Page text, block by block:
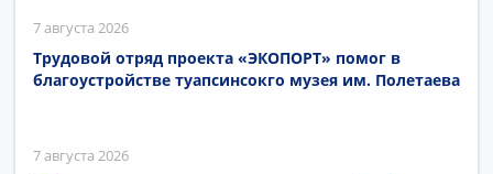
7 августа 2026
Трудовой отряд проекта «ЭКОПОРТ» помог в
благоустройстве туапсинсокго музея им. Полетаева
7 августа 2026